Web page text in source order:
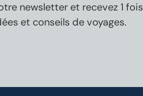
newsletter et recevez 1 fois
et conseils de voyages.